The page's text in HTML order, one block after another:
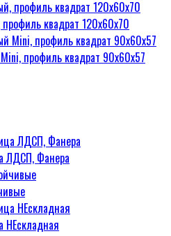
квадрат 120х60х70
профиль квадрат 90х60х57
ЛДСП, Фанера
НЕскладная